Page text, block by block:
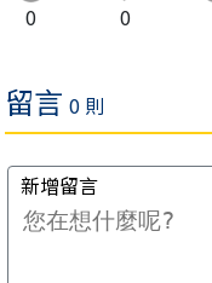
0 0